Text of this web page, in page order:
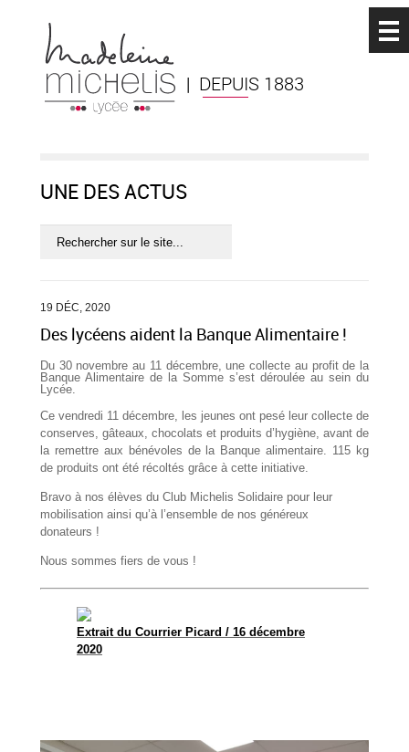
| DEPUIS 1883
UNE DES ACTUS
19 DÉC, 2020
Des lycéens aident la Banque Alimentaire !
Du 30 novembre au 11 décembre, une collecte au profit de la
Banque Alimentaire de la Somme s’est déroulée au sein du
Lycée.
Ce vendredi 11 décembre, les jeunes ont pesé leur collecte de
conserves, gâteaux, chocolats et produits d’hygiène, avant de
la remettre aux bénévoles de la Banque alimentaire. 115 kg
de produits ont été récoltés grâce à cette initiative.
Bravo à nos élèves du Club Michelis Solidaire pour leur
mobilisation ainsi qu’à l’ensemble de nos généreux
donateurs !
Nous sommes fiers de vous !
Extrait du Courrier Picard / 16 décembre
2020